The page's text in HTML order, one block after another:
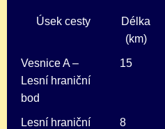
Úsek cesty
Délka
(km)
Vesnice A –
Lesní hraniční
bod
15
Lesní hraniční
8